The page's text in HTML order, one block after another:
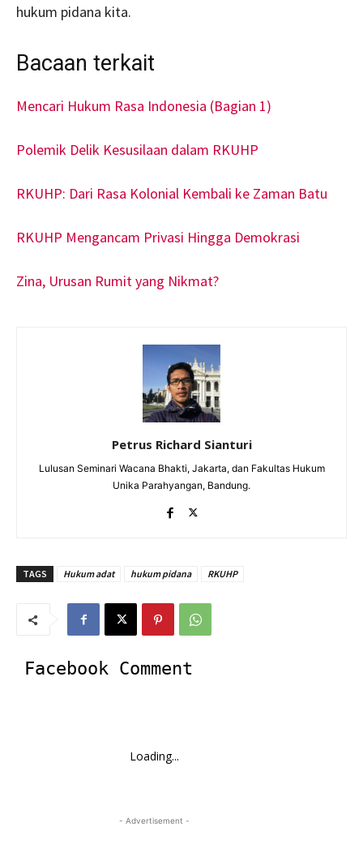
hukum pidana kita.
Bacaan terkait
Mencari Hukum Rasa Indonesia (Bagian 1)
Polemik Delik Kesusilaan dalam RKUHP
RKUHP: Dari Rasa Kolonial Kembali ke Zaman Batu
RKUHP Mengancam Privasi Hingga Demokrasi
Zina, Urusan Rumit yang Nikmat?
Petrus Richard Sianturi
Lulusan Seminari Wacana Bhakti, Jakarta, dan Fakultas Hukum
Unika Parahyangan, Bandung.
TAGS Hukum adat hukum pidana RKUHP
Facebook Comment
Loading...
- Advertisement -